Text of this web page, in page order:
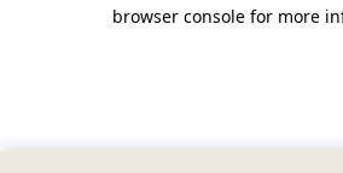
browser console for more